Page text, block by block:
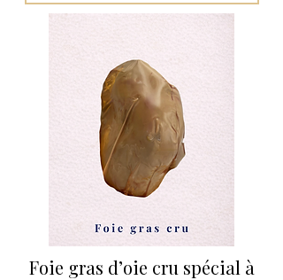
Foie gras d’oie cru spécial à